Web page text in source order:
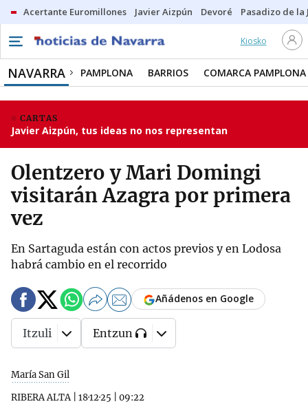
Acertante Euromillones Javier Aizpún Devoré Pasadizo de la
Kiosko
NAVARRA PAMPLONA BARRIOS COMARCA PAMPLONA
CARTAS
Javier Aizpún, tus ideas no nos representan
Olentzero y Mari Domingi
visitarán Azagra por primera
vez
En Sartaguda están con actos previos y en Lodosa
habrá cambio en el recorrido
María San Gil
RIBERA ALTA| 18·12·25 09:22
Añádenos en Google
Itzuli Entzun